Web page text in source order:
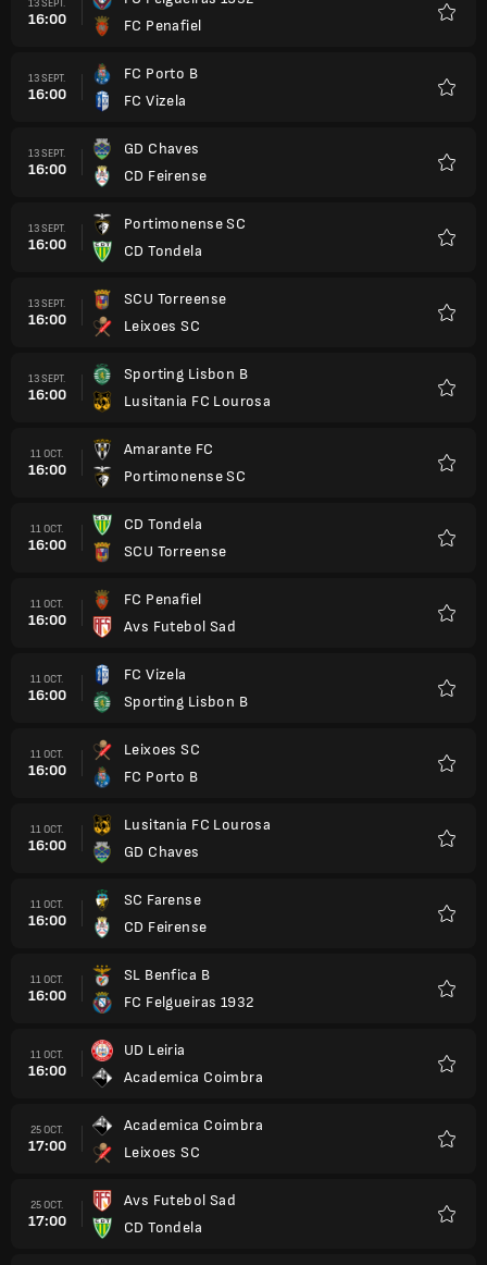
13 SEPT.
16:00
FC Penafiel
13 SEPT.
16:00
FC Porto B
FC Vizela
13 SEPT.
16:00
GD Chaves
CD Feirense
13 SEPT.
16:00
Portimonense SC
CD Tondela
13 SEPT.
16:00
SCU Torreense
Leixoes SC
13 SEPT.
16:00
Sporting Lisbon B
Lusitania FC Lourosa
11 OCT.
16:00
Amarante FC
Portimonense SC
11 OCT.
16:00
CD Tondela
SCU Torreense
11 OCT.
16:00
FC Penafiel
Avs Futebol Sad
11 OCT.
16:00
FC Vizela
Sporting Lisbon B
11 OCT.
16:00
Leixoes SC
FC Porto B
11 OCT.
16:00
Lusitania FC Lourosa
GD Chaves
11 OCT.
16:00
SC Farense
CD Feirense
11 OCT.
16:00
SL Benfica B
FC Felgueiras 1932
11 OCT.
16:00
UD Leiria
Academica Coimbra
25 OCT.
17:00
Academica Coimbra
Leixoes SC
25 OCT.
17:00
Avs Futebol Sad
CD Tondela